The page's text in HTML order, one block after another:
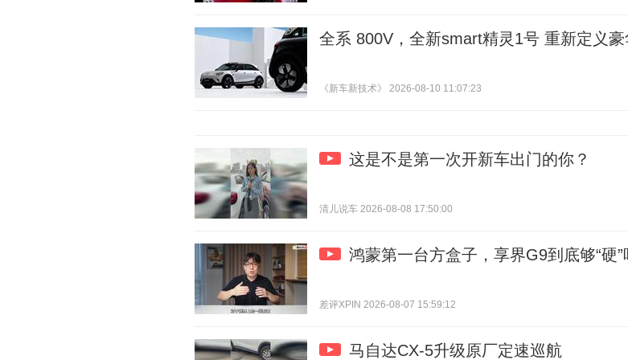
全系 800V，全新smart精灵1号 重新定义
《新车新技术》 2026-08-10 11:07:23
这是不是第一次开新车出门的你？
清儿说车 2026-08-08 17:50:00
鸿蒙第一台方盒子，享界G9到底够“硬”
差评XPIN 2026-08-07 15:59:12
马自达CX-5升级原厂定速巡航